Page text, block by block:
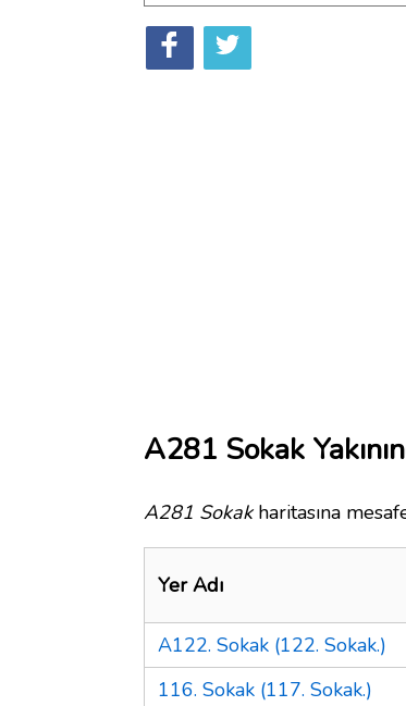
A281 Sokak
A281 Sokakharitasına
Yer Adı
A122. Sokak (122. Sokak.)
116. Sokak (117. Sokak.)